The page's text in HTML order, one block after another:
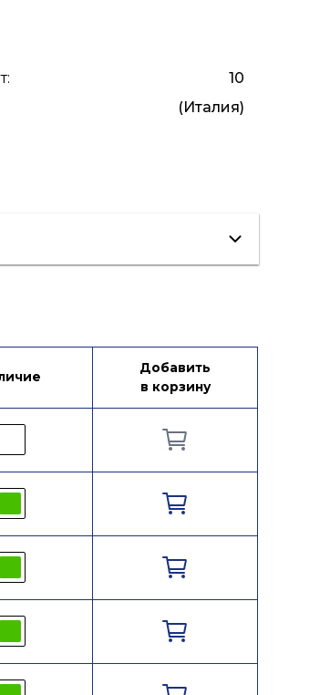
:
10
(Италия)
Добавить
в корзину